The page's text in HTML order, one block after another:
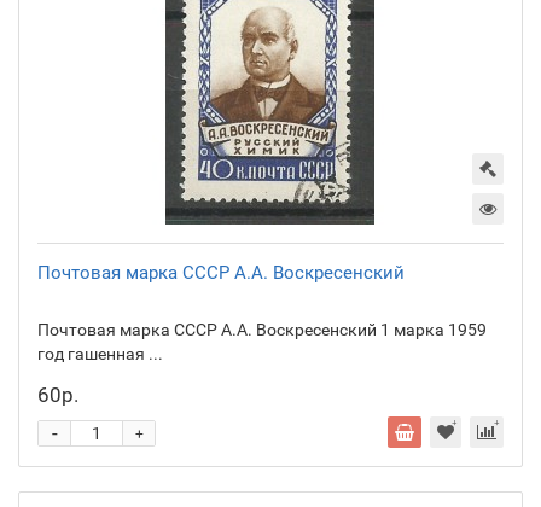
Почтовая марка СССР А.А. Воскресенский
Почтовая марка СССР А.А. Воскресенский 1 марка 1959
год гашенная ...
60р.
+
-